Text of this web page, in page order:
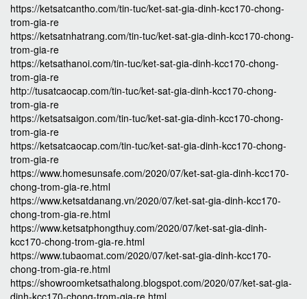
https://ketsatcantho.com/tin-tuc/ket-sat-gia-dinh-kcc170-chong-
trom-gia-re
https://ketsatnhatrang.com/tin-tuc/ket-sat-gia-dinh-kcc170-chong-
trom-gia-re
https://ketsathanoi.com/tin-tuc/ket-sat-gia-dinh-kcc170-chong-
trom-gia-re
http://tusatcaocap.com/tin-tuc/ket-sat-gia-dinh-kcc170-chong-
trom-gia-re
https://ketsatsaigon.com/tin-tuc/ket-sat-gia-dinh-kcc170-chong-
trom-gia-re
https://ketsatcaocap.com/tin-tuc/ket-sat-gia-dinh-kcc170-chong-
trom-gia-re
https://www.homesunsafe.com/2020/07/ket-sat-gia-dinh-kcc170-
chong-trom-gia-re.html
https://www.ketsatdanang.vn/2020/07/ket-sat-gia-dinh-kcc170-
chong-trom-gia-re.html
https://www.ketsatphongthuy.com/2020/07/ket-sat-gia-dinh-
kcc170-chong-trom-gia-re.html
https://www.tubaomat.com/2020/07/ket-sat-gia-dinh-kcc170-
chong-trom-gia-re.html
https://showroomketsathalong.blogspot.com/2020/07/ket-sat-gia-
dinh-kcc170-chong-trom-gia-re.html